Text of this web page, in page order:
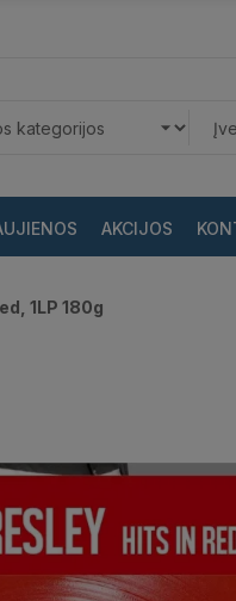
AKCIJOS
1LP 180g